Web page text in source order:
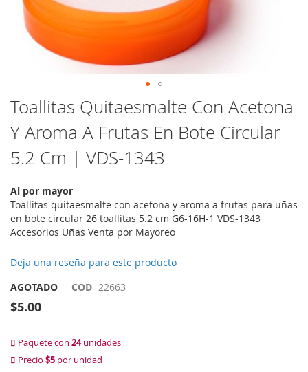
Saltar
al
comienzo
de
la
imágenes
Toallitas Quitaesmalte Con Acetona
Y Aroma A Frutas En Bote Circular
5.2 Cm | VDS-1343
Al por mayor
Toallitas quitaesmalte con acetona y aroma a frutas para uñas
en bote circular 26 toallitas 5.2 cm G6-16H-1 VDS-1343
Accesorios Uñas Venta por Mayoreo
Deja una reseña para este producto
AGOTADO
COD 22663
$5.00
Paquete con 24unidades
Precio $5 por unidad